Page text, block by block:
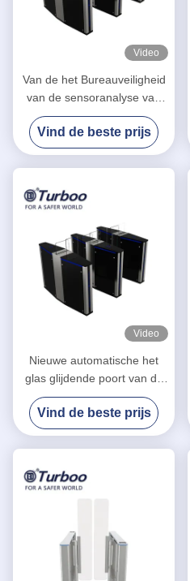
Video
Van de het Bureauveiligheid
van de sensoranalyse van
de Poorten Diverse
Interfaces het
Gemakmontages
Vind de beste prijs
Video
Nieuwe automatische het
glas glijdende poort van de
bi-richtingsveiligheid
turnstyle voor de
Bureaubouw met 550mm
breedte
Vind de beste prijs